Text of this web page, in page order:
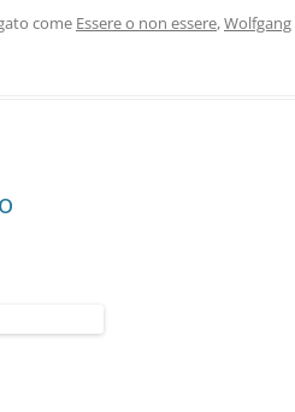
come Essere o non essere,Wolfgang